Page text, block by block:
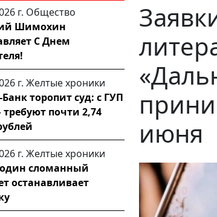
г. Общество
Шимохин
С Днем
г. Желтые хроники
торопит суд: с ГУП
почти 2,74
г. Желтые хроники
сломанный
останавливает
июня